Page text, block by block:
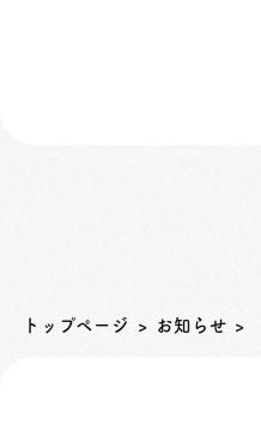
トップページ お知らせ